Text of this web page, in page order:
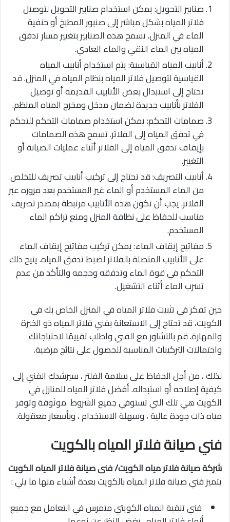
صنابير التحويل: يمكن استخدام صنابير التحويل لتوصيل
فلاتر المياه بشكل مباشر إلى صنبور المطبخ أو حنفية
الماء في المنزل. تسمح هذه الصنابير بتغيير مسار تدفق
المياه بين الماء النقي والماء العادي.
أنابيب المياه القياسية: يتم استخدام أنابيب المياه
القياسية لتوصيل فلاتر المياه بنظام المياه في المنزل. قد
تحتاج إلى استبدال بعض الأنابيب القديمة أو توصيل
الفلاتر بأنابيب جديدة لضمان مدخل ومخرج المياه المنظم.
صمامات التحكم: يمكن استخدام صمامات التحكم للتحكم
في تدفق المياه إلى الفلاتر. تسمح هذه الصمامات
بإيقاف تدفق المياه إلى الفلاتر أثناء عمليات الصيانة أو
التغيير.
أنابيب التصريف: قد تحتاج إلى تركيب أنابيب تصريف للتخلص
من الماء المستخدم أو الماء غير المستخدم بعد مروره عبر
الفلاتر. يجب أن تكون هذه الأنابيب مرتبطة بمصدر تصريف
مناسب للحفاظ على نظافة المنزل ومنع تراكم الماء
المستخدم.
مفاتيح إيقاف الماء: يمكن تركيب مفاتيح إيقاف الماء
على الأنابيب المتصلة بالفلاتر لضبط تدفق المياه. يتيح ذلك
التحكم في قوة الماء وتدفقه وحجمه والتأكد من عدم
تسرب الماء أثناء التشغيل.
حين تفكر في تثبيت فلاتر المياه في المنزل الخاص بك في
الكويت، قد تحتاج إلى الاستعانة بفني فلاتر المياه ذو الخبرة
والمهارة. قم بالتشاور مع الفني واطلب تقييمًا لاحتياجاتك
واحتمالات التركيبات المناسبة للحصول على نتائج مرضية.
لذلك ، من أجل الحفاظ على سلامة الفلتر ، سيرشدك الفني إلى
كيفية إصلاحه أو استبداله. أفضل فلاتر المياه للمنازل في
الكويت هي تلك التي تستوفي جميع الشروط موثوقة وتوفر
مياه ذات جودة عالية ، وسهلة الاستخدام ، وبأسعار معقولة.
فني صيانة فلاتر المياه بالكويت
شركة صيانة فلاتر مياه الكويت/ فنى صيانة فلاتر المياه الكويت
يتميز فني صيانة فلاتر المياه بالكويت بعدة أشياء منها ما يلي :
فني تنقية المياه الكويتي متمرس في التعامل مع جميع